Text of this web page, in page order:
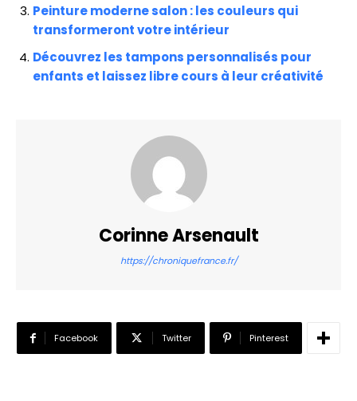
Peinture moderne salon : les couleurs qui
transformeront votre intérieur
Découvrez les tampons personnalisés pour
enfants et laissez libre cours à leur créativité
Corinne Arsenault
https://chroniquefrance.fr/
Facebook Twitter Pinterest